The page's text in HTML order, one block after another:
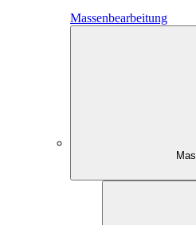
Massenbearbeitung